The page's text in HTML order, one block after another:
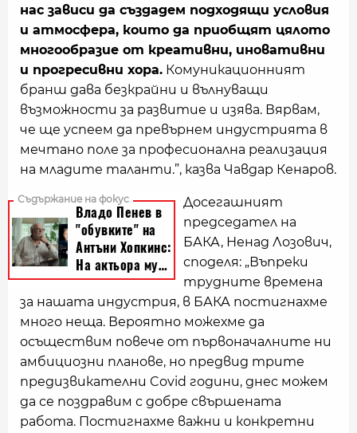
нас зависи да създадем подходящи условия
и атмосфера, които да приобщят цялото
многообразие от креативни, иновативни
и прогресивни хора. Комуникационният
бранш дава безкрайни и вълнуващи
възможности за развитие и изява. Вярвам,
че ще успеем да превърнем индустрията в
мечтано поле за професионална реализация
на младите таланти.”, казва Чавдар Кенаров.
Досегашният
председател на
БАКА, Ненад Лозович,
споделя: „Въпреки
трудните времена
за нашата индустрия, в БАКА постигнахме
много неща. Вероятно можехме да
осъществим повече от първоначалните ни
амбициозни планове, но предвид трите
предизвикателни Covid години, днес можем
да се поздравим с добре свършената
работа. Постигнахме важни и конкретни